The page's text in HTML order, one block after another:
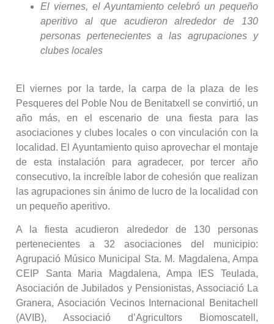
El viernes, el Ayuntamiento celebró un pequeño
aperitivo al que acudieron alrededor de 130
personas pertenecientes a las agrupaciones y
clubes locales
El viernes por la tarde, la carpa de la plaza de les
Pesqueres del Poble Nou de Benitatxell se convirtió, un
año más, en el escenario de una fiesta para las
asociaciones y clubes locales o con vinculación con la
localidad. El Ayuntamiento quiso aprovechar el montaje
de esta instalación para agradecer, por tercer año
consecutivo, la increíble labor de cohesión que realizan
las agrupaciones sin ánimo de lucro de la localidad con
un pequeño aperitivo.
A la fiesta acudieron alrededor de 130 personas
pertenecientes a 32 asociaciones del municipio:
Agrupació Músico Municipal Sta. M. Magdalena, Ampa
CEIP Santa Maria Magdalena, Ampa IES Teulada,
Asociación de Jubilados y Pensionistas, Associació La
Granera, Asociación Vecinos Internacional Benitachell
(AVIB), Associació d’Agricultors Biomoscatell,